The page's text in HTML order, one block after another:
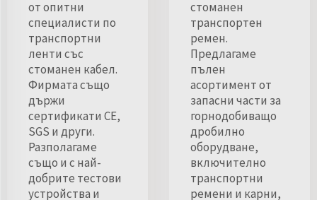
от опитни
специалисти по
транспортни
ленти със
стоманен кабел.
Фирмата също
държи
сертификати CE,
SGS и други.
Разполагаме
също и с най-
добрите тестови
устройства и
стоманен
транспортен
ремен.
Предлагаме
пълен
асортимент от
запасни части за
горнодобиващо
дробилно
оборудване,
включително
транспортни
ремени и карни,